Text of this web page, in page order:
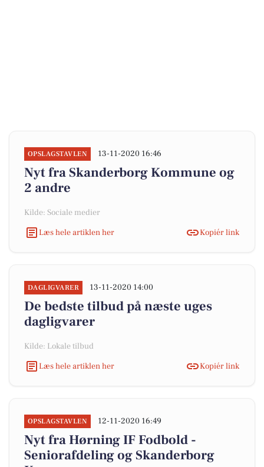
OPSLAGSTAVLEN 13-11-2020 16:46
Nyt fra Skanderborg Kommune og
2 andre
Kilde: Sociale medier
Læs hele artiklen her
Kopiér link
DAGLIGVARER 13-11-2020 14:00
De bedste tilbud på næste uges
dagligvarer
Kilde: Lokale tilbud
Læs hele artiklen her
Kopiér link
OPSLAGSTAVLEN 12-11-2020 16:49
Nyt fra Hørning IF Fodbold -
Seniorafdeling og Skanderborg